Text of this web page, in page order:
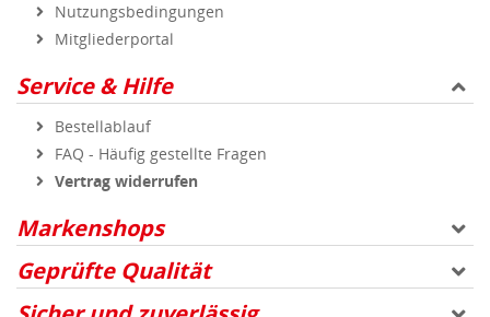
Nutzungsbedingungen
Mitgliederportal
Service & Hilfe
Bestellablauf
FAQ - Häufig gestellte Fragen
Vertrag widerrufen
Markenshops
Geprüfte Qualität